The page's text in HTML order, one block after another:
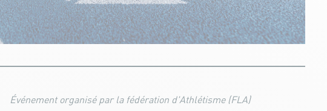
Événement organisé par la fédération d'Athlétisme (FLA)